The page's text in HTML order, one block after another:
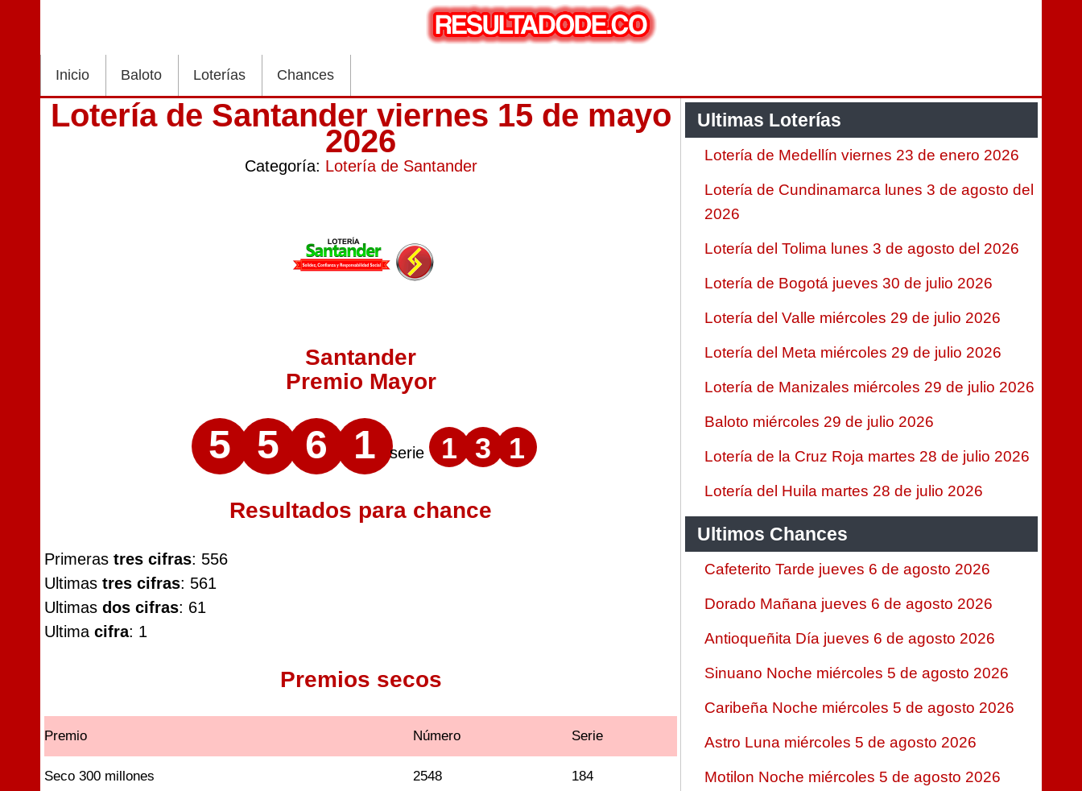
Inicio Baloto Loterías Chances
Lotería de Santander viernes 15 de mayo
2026
Categoría: Lotería de Santander
Santander
Premio Mayor
5 5 6 1 serie 1 3 1
Resultados para chance
Primeras tres cifras: 556
Ultimas tres cifras: 561
Ultimas dos cifras: 61
Ultima cifra: 1
Premios secos
Premio Número Serie
Seco 300 millones 2548 184
Ultimas Loterías
Lotería de Medellín viernes 23 de enero 2026
Lotería de Cundinamarca lunes 3 de agosto del
2026
Lotería del Tolima lunes 3 de agosto del 2026
Lotería de Bogotá jueves 30 de julio 2026
Lotería del Valle miércoles 29 de julio 2026
Lotería del Meta miércoles 29 de julio 2026
Lotería de Manizales miércoles 29 de julio 2026
Baloto miércoles 29 de julio 2026
Lotería de la Cruz Roja martes 28 de julio 2026
Lotería del Huila martes 28 de julio 2026
Ultimos Chances
Cafeterito Tarde jueves 6 de agosto 2026
Dorado Mañana jueves 6 de agosto 2026
Antioqueñita Día jueves 6 de agosto 2026
Sinuano Noche miércoles 5 de agosto 2026
Caribeña Noche miércoles 5 de agosto 2026
Astro Luna miércoles 5 de agosto 2026
Motilon Noche miércoles 5 de agosto 2026